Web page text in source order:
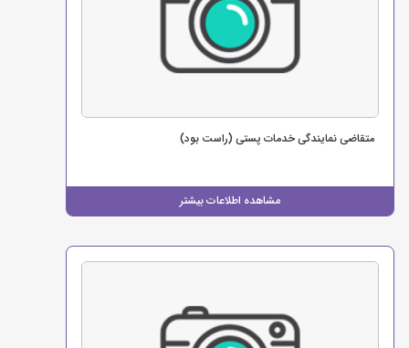
مشاهده اطلاعات بیشتر
متقاضی نمایندگی خدمات پستی (راست بود)